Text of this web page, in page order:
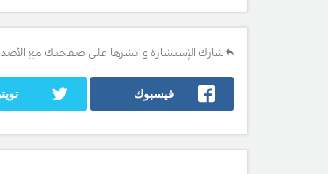
شارك الإستشارة و انشرها على صفحتك مع
فيسبوك